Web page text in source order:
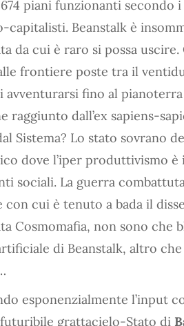
piani funzionanti
capitalisti. Beanstalk è
da cui è raro si possa
frontiere poste tra il
avventurarsi fino al
raggiunto dall’ex sapiens-
Sistema? Lo stato sovrano
dove l’iper produttivismo
sociali. La guerra
con cui è tenuto a bada il
Cosmomafia, non sono che
di Beanstalk, altro
esponenzialmente l’input
grattacielo-Stato di